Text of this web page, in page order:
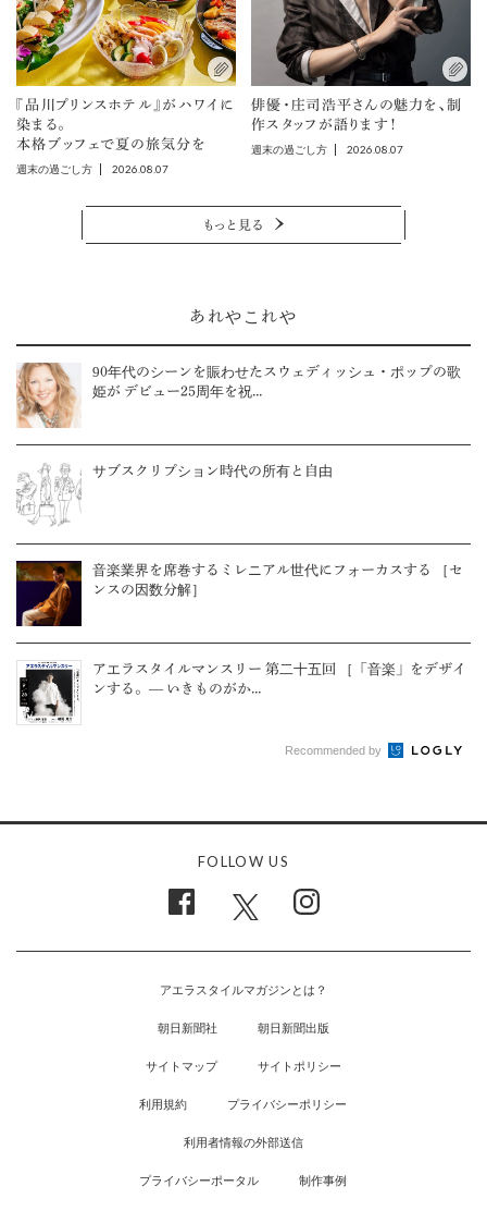
『品川プリンスホテル』がハワイに
染まる。
本格ブッフェで夏の旅気分を
週末の過ごし方 2026.08.07
俳優・庄司浩平さんの魅力を、制
作スタッフが語ります！
週末の過ごし方 2026.08.07
もっと見る
あれやこれや
90年代のシーンを賑わせたスウェディッシュ・ポップの歌
姫が デビュー25周年を祝...
サブスクリプション時代の所有と自由
音楽業界を席巻するミレニアル世代にフォーカスする ［セ
ンスの因数分解］
アエラスタイルマンスリー 第二十五回 ［「音楽」をデザイ
ンする。— いきものがか...
Recommended by
FOLLOW US
アエラスタイルマガジンとは？
朝日新聞社 朝日新聞出版
サイトマップ サイトポリシー
利用規約 プライバシーポリシー
利用者情報の外部送信
プライバシーポータル 制作事例